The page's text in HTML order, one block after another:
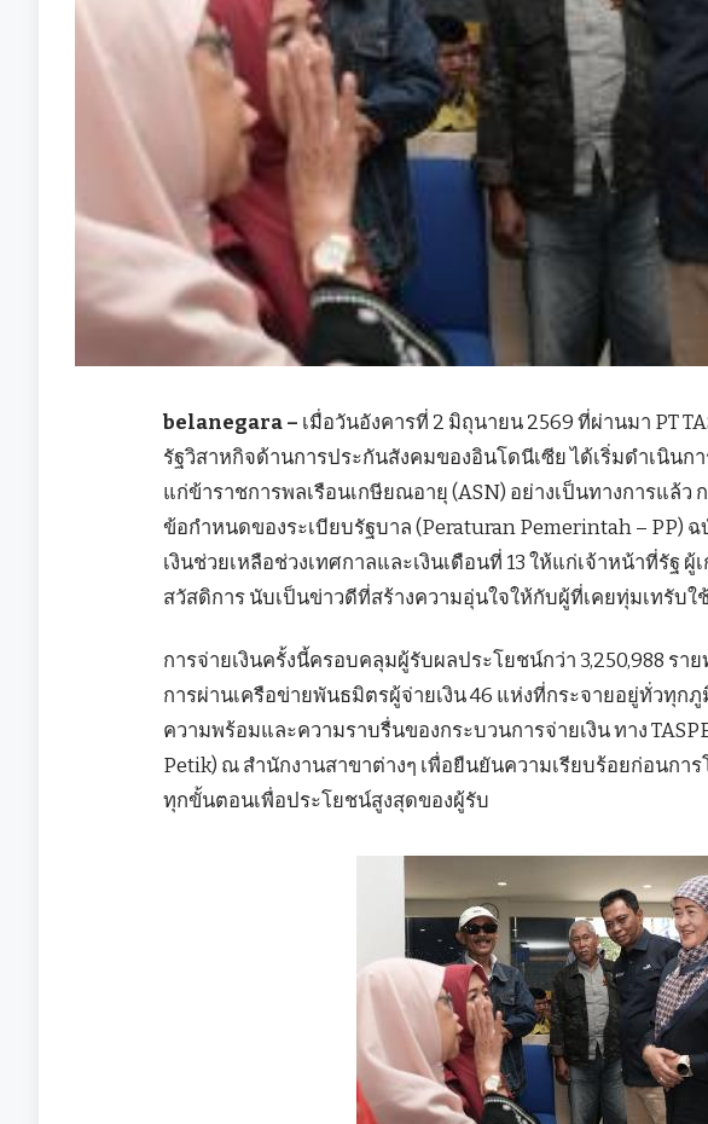
belanegara – เมื่อวันอังคารที่ 2 มิถุนายน 2569 ที่ผ่านมา PT
รัฐวิสาหกิจด้านการประกันสังคมของอินโดนีเซีย ได้เริ่มดำเนินกา
แก่ข้าราชการพลเรือนเกษียณอายุ (ASN) อย่างเป็นทางการแล้ว
ข้อกำหนดของระเบียบรัฐบาล (Peraturan Pemerintah – PP)
เงินช่วยเหลือช่วงเทศกาลและเงินเดือนที่ 13 ให้แก่เจ้าหน้าที่รัฐ
สวัสดิการ นับเป็นข่าวดีที่สร้างความอุ่นใจให้กับผู้ที่เคยทุ่มเทรับ
การจ่ายเงินครั้งนี้ครอบคลุมผู้รับผลประโยชน์กว่า 3,250,988 รา
การผ่านเครือข่ายพันธมิตรผู้จ่ายเงิน 46 แห่งที่กระจายอยู่ทั่วทุก
ความพร้อมและความราบรื่นของกระบวนการจ่ายเงิน ทาง
Petik) ณ สำนักงานสาขาต่างๆ เพื่อยืนยันความเรียบร้อยก่อนกา
ทุกขั้นตอนเพื่อประโยชน์สูงสุดของผู้รับ